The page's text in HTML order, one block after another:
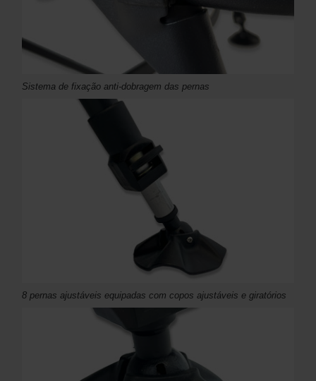
Sistema de fixação anti-dobragem das pernas
8 pernas ajustáveis ​​equipadas com copos ajustáveis ​​e giratórios